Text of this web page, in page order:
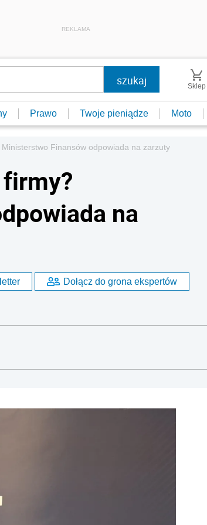
REKLAMA
Sklep
Prawo Twoje pieniądze Moto
Finansów odpowiada na zarzuty
na
Dołącz do grona ekspertów